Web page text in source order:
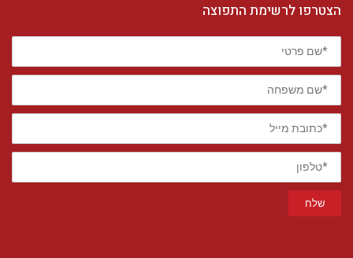
הצטרפו לרשימת התפוצה
*שם
פרטי
*שם
משפחה
*כתובת
מייל
*טלפון
שלח